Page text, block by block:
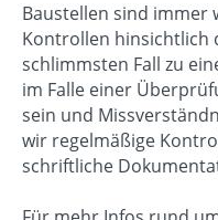
Baustellen sind immer
Kontrollen hinsichtlich
schlimmsten Fall zu
im Falle einer
sein und
wir regelmäßige
schriftliche